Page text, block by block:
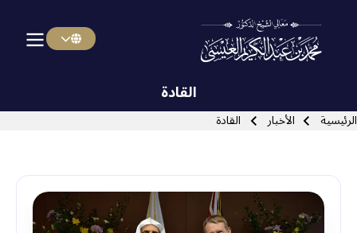
Skip to main navigation
القادة
مسار التنقل
الرئيسية الأخبار القادة